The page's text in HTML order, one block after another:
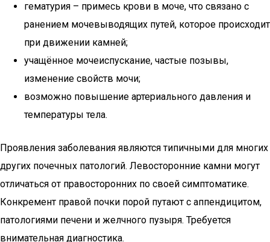
гематурия – примесь крови в моче, что связано с
ранением мочевыводящих путей, которое происходит
при движении камней;
учащённое мочеиспускание, частые позывы,
изменение свойств мочи;
возможно повышение артериального давления и
температуры тела.
Проявления заболевания являются типичными для многих
других почечных патологий. Левосторонние камни могут
отличаться от правосторонних по своей симптоматике.
Конкремент правой почки порой путают с аппендицитом,
патологиями печени и желчного пузыря. Требуется
внимательная диагностика.